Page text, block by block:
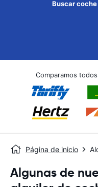
Buscar
Comparamos
Página de inicio
Algunas de